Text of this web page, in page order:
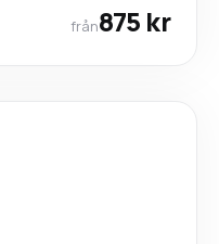
från875 kr